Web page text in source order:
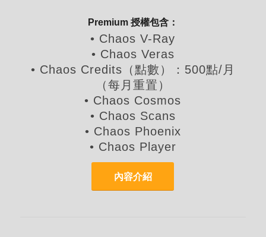
Premium 授權包含：
• Chaos V-Ray
• Chaos Veras
• Chaos Credits（點數）：500點/月
（每月重置）
• Chaos Cosmos
• Chaos Scans
• Chaos Phoenix
• Chaos Player
內容介紹